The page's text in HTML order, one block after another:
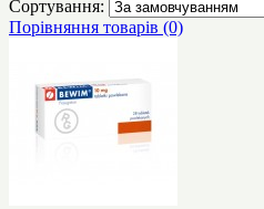
Сортування:
Порівняння товарів (0)